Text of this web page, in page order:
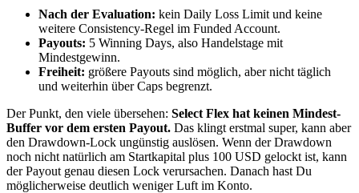
Nach der Evaluation: kein Daily Loss Limit und keine
weitere Consistency-Regel im Funded Account.
Payouts: 5 Winning Days, also Handelstage mit
Mindestgewinn.
Freiheit: größere Payouts sind möglich, aber nicht täglich
und weiterhin über Caps begrenzt.
Der Punkt, den viele übersehen: Select Flex hat keinen Mindest-
Buffer vor dem ersten Payout. Das klingt erstmal super, kann aber
den Drawdown-Lock ungünstig auslösen. Wenn der Drawdown
noch nicht natürlich am Startkapital plus 100 USD gelockt ist, kann
der Payout genau diesen Lock verursachen. Danach hast Du
möglicherweise deutlich weniger Luft im Konto.